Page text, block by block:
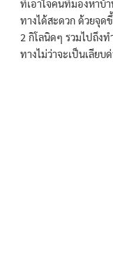
ที่เอาใจคนที่มองหาบ้า
ทางได้สะดวก ด้วยจุด
2 กิโลนิดๆ รวมไปถึงท
ทางไม่ว่าจะเป็นเลียบ